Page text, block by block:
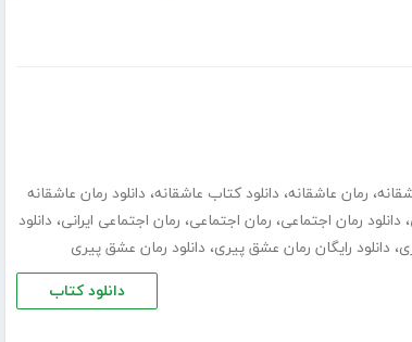
، رمان عاشقانه، دانلود کتاب عاشقانه، دانلود رمان عاشقانه
، دانلود رمان اجتماعی، رمان اجتماعی، رمان اجتماعی ایرانی، دانلود
، دانلود رایگان رمان عشق پیری، دانلود رمان عشق پیری
دانلود کتاب